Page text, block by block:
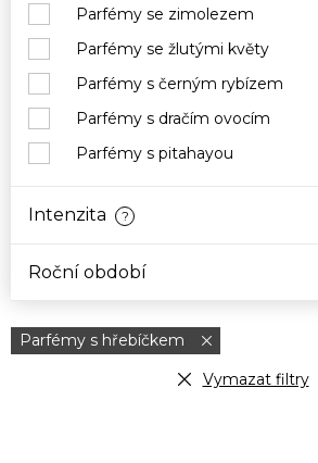
Parfémy se zimolezem
Parfémy se žlutými květy
Parfémy s černým rybízem
Parfémy s dračím ovocím
Parfémy s pitahayou
Intenzita ?
Roční období
Parfémy s hřebíčkem
Vymazat filtry